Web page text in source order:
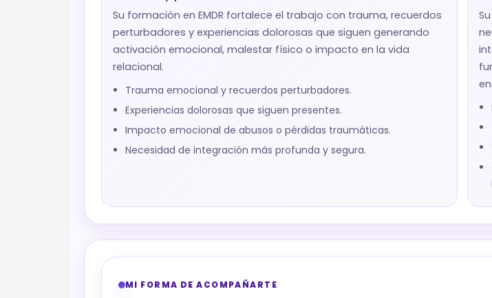
Su formación en EMDR fortalece el trabajo con trauma, recuerdos
perturbadores y experiencias dolorosas que siguen generando
activación emocional, malestar físico o impacto en la vida
relacional.
Trauma emocional y recuerdos perturbadores.
Experiencias dolorosas que siguen presentes.
Impacto emocional de abusos o pérdidas traumáticas.
Necesidad de integración más profunda y segura.
MI FORMA DE ACOMPAÑARTE